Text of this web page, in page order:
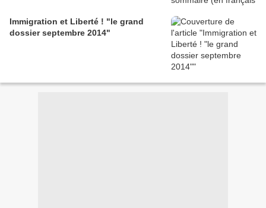
Immigration et Liberté ! "le grand
dossier septembre 2014"